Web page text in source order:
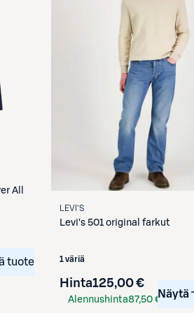
All
tuote
LEVI'S
Levi's 501 original farkut
1 väriä
Hinta125,00 €
Alennushinta87,50 €Näytä